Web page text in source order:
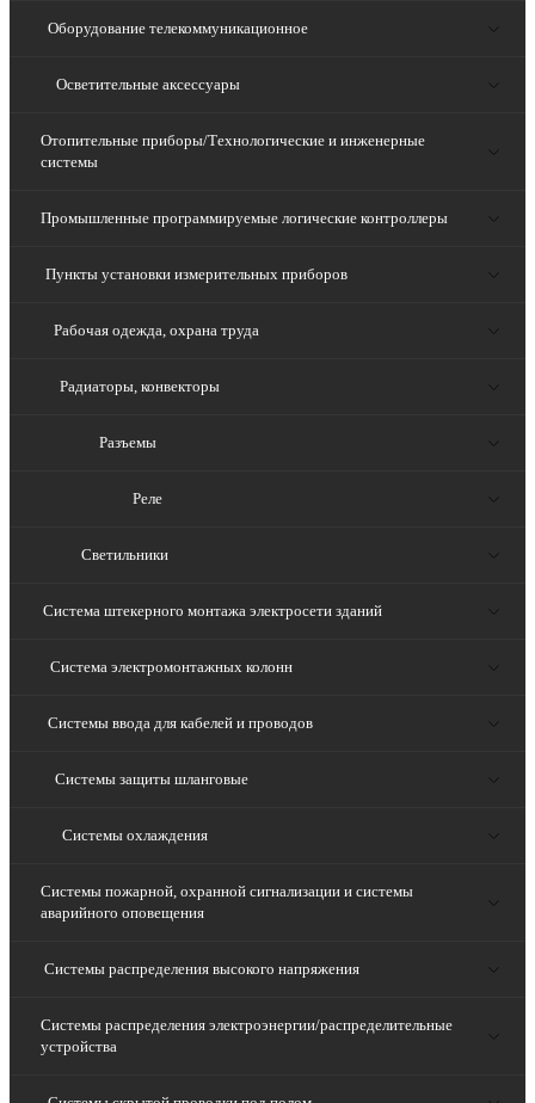
Оборудование телекоммуникационное
Осветительные аксессуары
Отопительные приборы/Технологические и инженерные
системы
Промышленные программируемые логические контроллеры
Пункты установки измерительных приборов
Рабочая одежда, охрана труда
Радиаторы, конвекторы
Разъемы
Реле
Светильники
Система штекерного монтажа электросети зданий
Система электромонтажных колонн
Системы ввода для кабелей и проводов
Системы защиты шланговые
Системы охлаждения
Системы пожарной, охранной сигнализации и системы
аварийного оповещения
Системы распределения высокого напряжения
Системы распределения электроэнергии/распределительные
устройства